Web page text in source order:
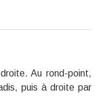
Au rond-point,
puis à droite par